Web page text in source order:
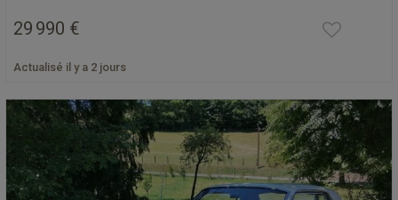
29 990 €
Actualisé il y a 2 jours